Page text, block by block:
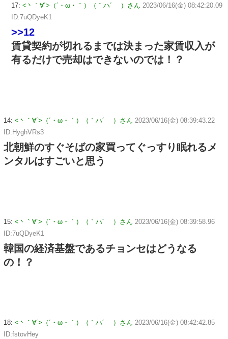
17: <丶｀∀´>（´・ω・｀）（｀ハ´ ）さん 2023/06/16(金) 08:42:20.09
ID:7uQDyeK1
>>12
賃貸契約が切れるまでは決まった家賃収入が
有るだけで売却はできないのでは！？
14: <丶｀∀´>（´・ω・｀）（｀ハ´ ）さん 2023/06/16(金) 08:39:43.22
ID:HyghVRs3
北朝鮮のすぐそばの家買ってぐっすり眠れるメ
ンタルはすごいと思う
15: <丶｀∀´>（´・ω・｀）（｀ハ´ ）さん 2023/06/16(金) 08:39:58.96
ID:7uQDyeK1
韓国の経済基盤であるチョンセはどうなる
の！？
18: <丶｀∀´>（´・ω・｀）（｀ハ´ ）さん 2023/06/16(金) 08:42:42.85
ID:fstovHey